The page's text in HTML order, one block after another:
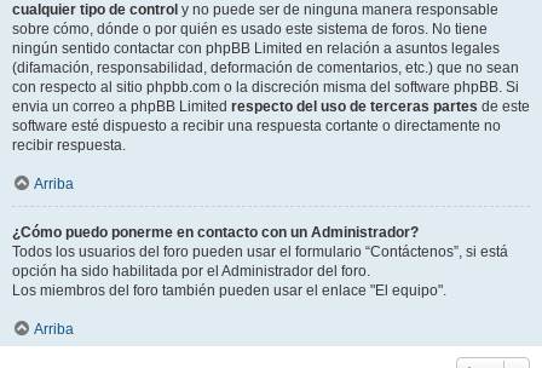
cualquier tipo de control y no puede ser de ninguna manera responsable
sobre cómo, dónde o por quién es usado este sistema de foros. No tiene
ningún sentido contactar con phpBB Limited en relación a asuntos legales
(difamación, responsabilidad, deformación de comentarios, etc.) que no sean
con respecto al sitio phpbb.com o la discreción misma del software phpBB. Si
envia un correo a phpBB Limited respecto del uso de terceras partes de este
software esté dispuesto a recibir una respuesta cortante o directamente no
recibir respuesta.
Arriba
¿Cómo puedo ponerme en contacto con un Administrador?
Todos los usuarios del foro pueden usar el formulario “Contáctenos”, si está
opción ha sido habilitada por el Administrador del foro.
Los miembros del foro también pueden usar el enlace "El equipo".
Arriba